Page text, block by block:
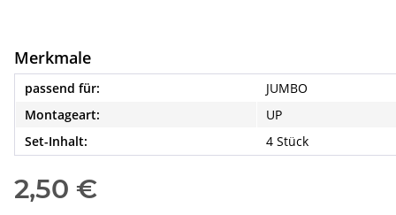
Merkmale
passend für:
JUMBO
Montageart:
UP
Set-Inhalt:
4 Stück
2,50 €